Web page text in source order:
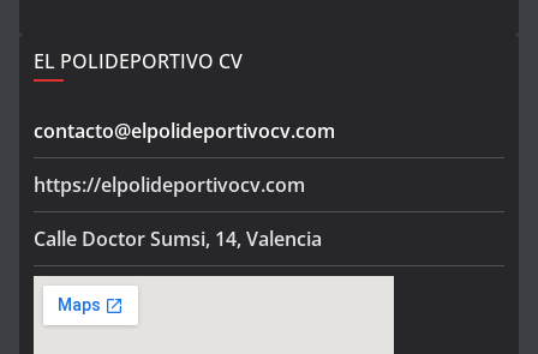
EL POLIDEPORTIVO CV
contacto@elpolideportivocv.com
https://elpolideportivocv.com
Calle Doctor Sumsi, 14, Valencia